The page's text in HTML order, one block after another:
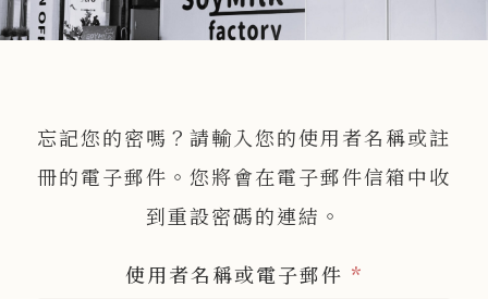
忘記您的密嗎？請輸入您的使用者名稱或註
冊的電子郵件。您將會在電子郵件信箱中收
到重設密碼的連結。
使用者名稱或電子郵件 *